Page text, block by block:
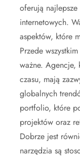
oferują
internetowych.
aspektów, które
Przede
ważne. Agencje,
czasu, mają
globalnych
portfolio, które
projektów oraz
Dobrze jest
narzędzia są